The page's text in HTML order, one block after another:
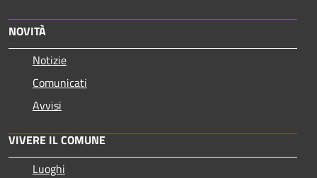
NOVITÀ
Notizie
Comunicati
Avvisi
VIVERE IL COMUNE
Luoghi